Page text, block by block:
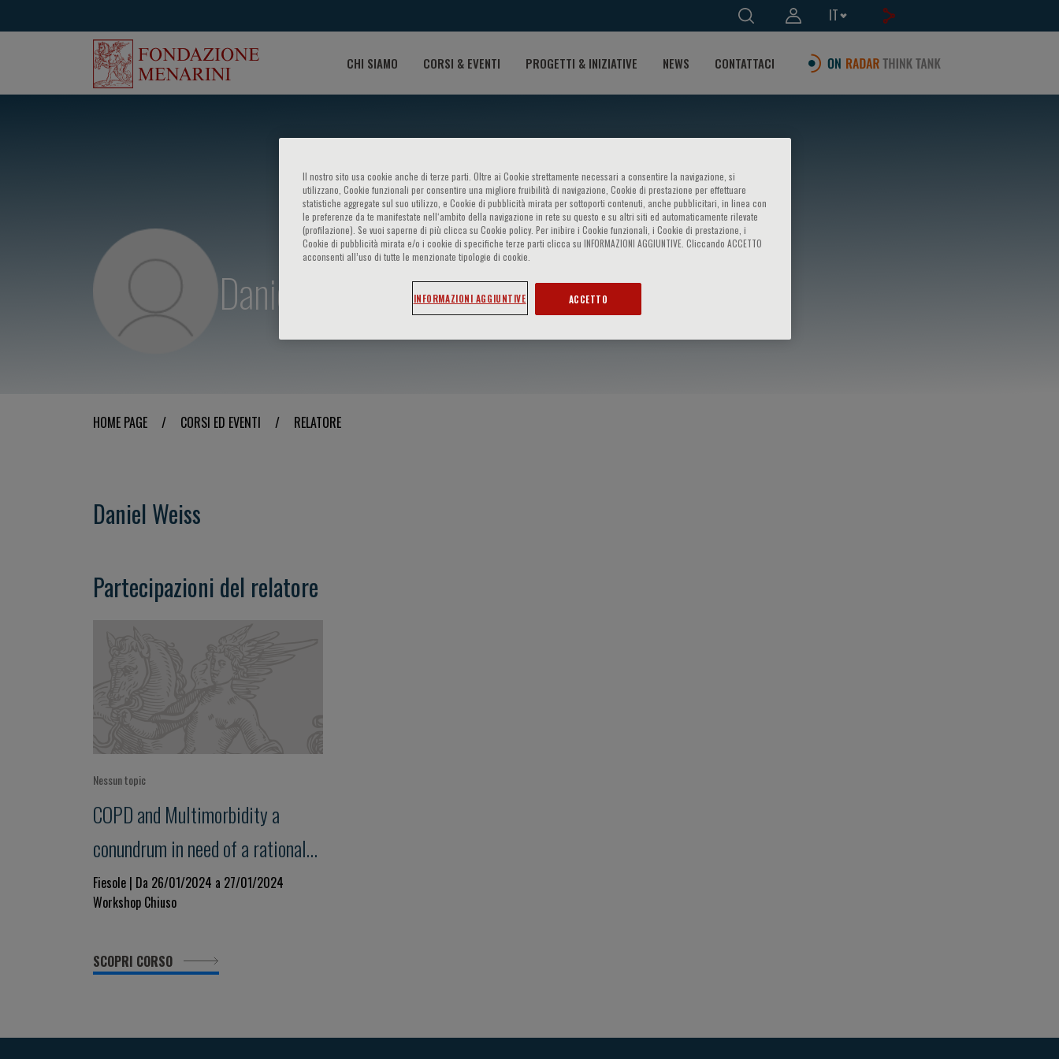
IT
CHI SIAMO CORSI & EVENTI PROGETTI & INIZIATIVE NEWS CONTATTACI
Daniel Weiss
HOME PAGE / CORSI ED EVENTI / RELATORE
Daniel Weiss
Partecipazioni del relatore
Nessun topic
COPD and Multimorbidity a
conundrum in need of a rational
approach
Fiesole | Da 26/01/2024 a 27/01/2024
Workshop Chiuso
SCOPRI CORSO
Il nostro sito usa cookie anche di terze parti. Oltre ai Cookie strettamente necessari a consentire la navigazione, si
utilizzano, Cookie funzionali per consentire una migliore fruibilità di navigazione, Cookie di prestazione per effettuare
statistiche aggregate sul suo utilizzo, e Cookie di pubblicità mirata per sottoporti contenuti, anche pubblicitari, in linea con
le preferenze da te manifestate nell‘ambito della navigazione in rete su questo e su altri siti ed automaticamente rilevate
(profilazione). Se vuoi saperne di più clicca su Cookie policy. Per inibire i Cookie funzionali, i Cookie di prestazione, i
Cookie di pubblicità mirata e/o i cookie di specifiche terze parti clicca su INFORMAZIONI AGGIUNTIVE. Cliccando ACCETTO
acconsenti all’uso di tutte le menzionate tipologie di cookie.
INFORMAZIONI AGGIUNTIVE ACCETTO